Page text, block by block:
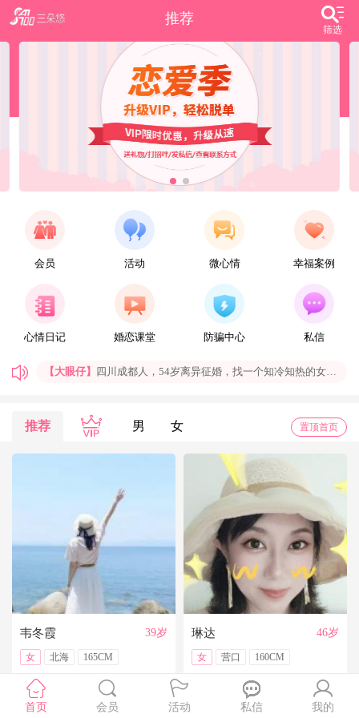
推荐
筛选
会员 活动 微心情 幸福案例
心情日记 婚恋课堂 防骗中心 私信
【大眼仔】
四川成都人，54岁离异征婚，找一个知冷知热的女人结婚过日子，非诚勿扰
【一米阳光】
上海征婚，找一位条件好点、能结婚的伴侣成家
【玉兰花】 山东济南本人，离异带一女儿，大龄男征婚，非诚勿扰。
你再不来，我都老啦，个人诚征婚，限广西南宁
湖北蕲春离异大龄女征婚，找一个蕲春的、60岁上下的男士结婚，共同过日子，不诚勿扰
今天开通钻石会员了，给我来信吧，我能看到你的联系方式哦
【铭铭】40岁未婚上海杨浦男征婚，外地人或者上海人都可以，不介意是否离异，三观合适即可，速与我联系。
【任子君】 现居深圳罗湖区，44岁，离异，在深圳工作，找一个大方、善良，会疼爱人的女子做老婆，希望​‌‌能在这里遇见你，非诚勿扰。
【张小英】
推荐 男 女 置顶首页
韦冬霞 39岁
女 北海 165CM
琳达 46岁
女 营口 160CM
首页 会员 活动 私信 我的